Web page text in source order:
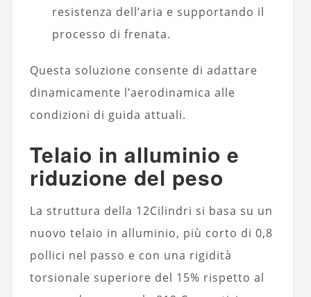
resistenza dell’aria e supportando il
processo di frenata.
Questa soluzione consente di adattare
dinamicamente l’aerodinamica alle
condizioni di guida attuali.
Telaio in alluminio e
riduzione del peso
La struttura della 12Cilindri si basa su un
nuovo telaio in alluminio, più corto di 0,8
pollici nel passo e con una rigidità
torsionale superiore del 15% rispetto al